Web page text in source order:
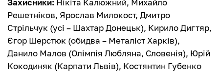
Захисники: Нікіта Калюжний, Михайло
Решетніков, Ярослав Милокост, Дмитро
Стрільчук (усі – Шахтар Донецьк), Кирило Дигтяр,
Єгор Шерстюк (обидва – Металіст Харків),
Данило Малов (Олімпія Любляна, Словенія), Юрій
Кокодиняк (Карпати Львів), Костянтин Губенко